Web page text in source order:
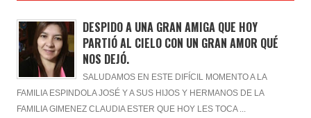
DESPIDO A UNA GRAN AMIGA QUE HOY
PARTIÓ AL CIELO CON UN GRAN AMOR QUÉ
NOS DEJÓ.
SALUDAMOS EN ESTE DIFÍCIL MOMENTO A LA
FAMILIA ESPINDOLA JOSÉ Y A SUS HIJOS Y HERMANOS DE LA
FAMILIA GIMENEZ CLAUDIA ESTER QUE HOY LES TOCA ...